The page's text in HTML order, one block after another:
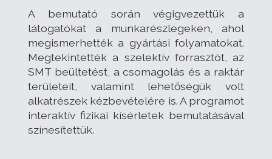
A bemutató során végigvezettük a
látogatókat a munkarészlegeken, ahol
megismerhették a gyártási folyamatokat.
Megtekintették a szelektív forrasztót, az
SMT beültetést, a csomagolás és a raktár
területeit, valamint lehetőségük volt
alkatrészek kézbevételére is. A programot
interaktív fizikai kísérletek bemutatásával
színesítettük.